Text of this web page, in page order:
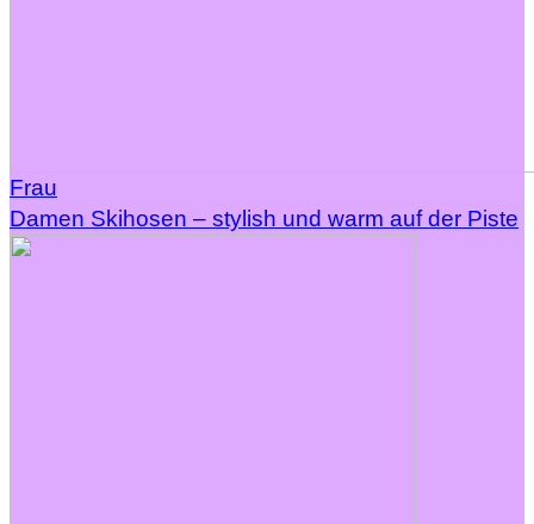
Frau
Damen Skihosen – stylish und warm auf der Piste